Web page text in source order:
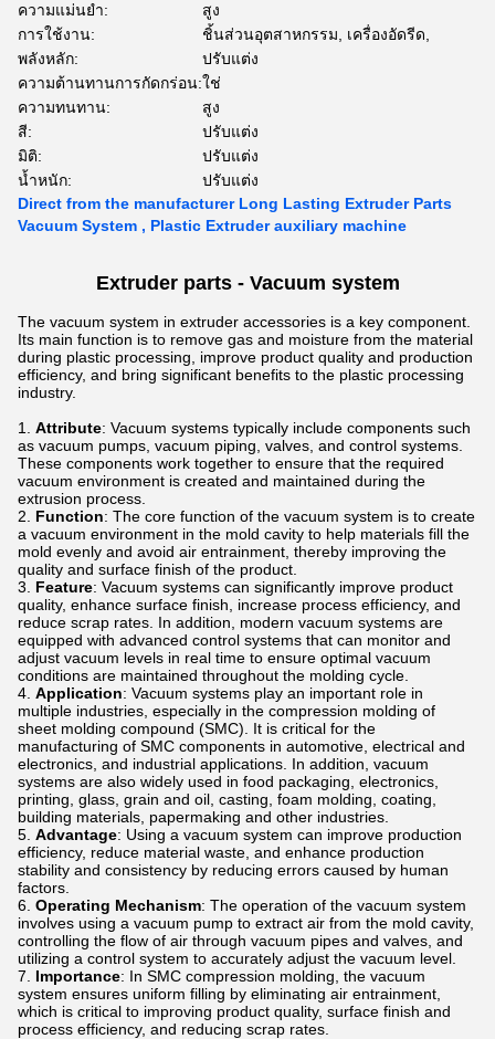
ความแม่นยำ:
สูง
การใช้งาน:
ชิ้นส่วนอุตสาหกรรม, เครื่องอัดรีด,
พลังหลัก:
ปรับแต่ง
ความต้านทานการกัดกร่อน:ใช่
ความทนทาน:
สูง
สี:
ปรับแต่ง
มิติ:
ปรับแต่ง
น้ำหนัก:
ปรับแต่ง
Direct from the manufacturer Long Lasting Extruder Parts
Vacuum System , Plastic Extruder auxiliary machine
Extruder parts - Vacuum system
The vacuum system in extruder accessories is a key component.
Its main function is to remove gas and moisture from the material
during plastic processing, improve product quality and production
efficiency, and bring significant benefits to the plastic processing
industry.
Attribute: Vacuum systems typically include components such
as vacuum pumps, vacuum piping, valves, and control systems.
These components work together to ensure that the required
vacuum environment is created and maintained during the
extrusion process.
Function: The core function of the vacuum system is to create
a vacuum environment in the mold cavity to help materials fill the
mold evenly and avoid air entrainment, thereby improving the
quality and surface finish of the product.
Feature: Vacuum systems can significantly improve product
quality, enhance surface finish, increase process efficiency, and
reduce scrap rates. In addition, modern vacuum systems are
equipped with advanced control systems that can monitor and
adjust vacuum levels in real time to ensure optimal vacuum
conditions are maintained throughout the molding cycle.
Application: Vacuum systems play an important role in
multiple industries, especially in the compression molding of
sheet molding compound (SMC). It is critical for the
manufacturing of SMC components in automotive, electrical and
electronics, and industrial applications. In addition, vacuum
systems are also widely used in food packaging, electronics,
printing, glass, grain and oil, casting, foam molding, coating,
building materials, papermaking and other industries.
Advantage: Using a vacuum system can improve production
efficiency, reduce material waste, and enhance production
stability and consistency by reducing errors caused by human
factors.
Operating Mechanism: The operation of the vacuum system
involves using a vacuum pump to extract air from the mold cavity,
controlling the flow of air through vacuum pipes and valves, and
utilizing a control system to accurately adjust the vacuum level.
Importance: In SMC compression molding, the vacuum
system ensures uniform filling by eliminating air entrainment,
which is critical to improving product quality, surface finish and
process efficiency, and reducing scrap rates.